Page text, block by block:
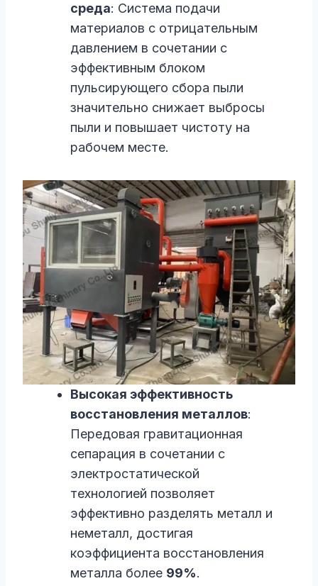
среда: Система подачи
материалов с отрицательным
давлением в сочетании с
эффективным блоком
пульсирующего сбора пыли
значительно снижает выбросы
пыли и повышает чистоту на
рабочем месте.
Высокая эффективность
восстановления металлов:
Передовая гравитационная
сепарация в сочетании с
электростатической
технологией позволяет
эффективно разделять металл и
неметалл, достигая
коэффициента восстановления
металла более 99%.